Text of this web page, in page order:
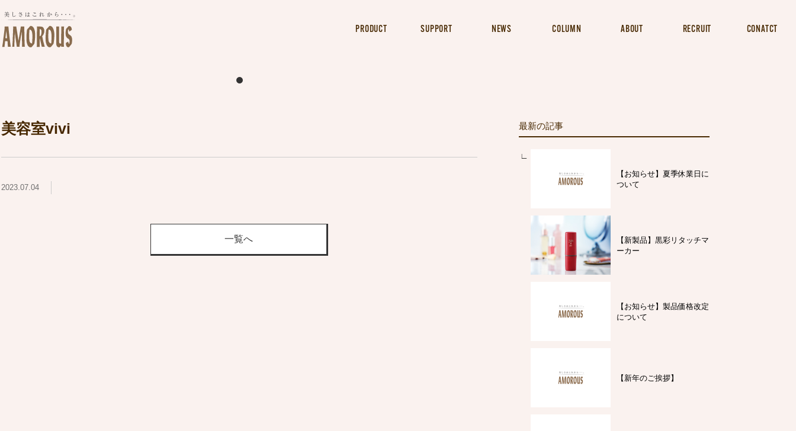
PRODUCT SUPPORT NEWS COLUMN ABOUT RECRUIT CONATCT
美容室vivi
2023.07.04
一覧へ
最新の記事
【お知らせ】夏季休業日に
ついて
【新製品】黒彩リタッチマ
ーカー
【お知らせ】製品価格改定
について
【新年のご挨拶】